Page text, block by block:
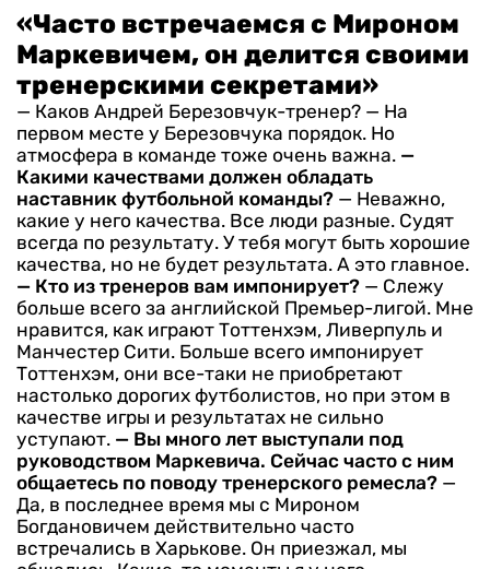
«Часто встречаемся с Мироном
Маркевичем, он делится своими
тренерскими секретами»
— Каков Андрей Березовчук-тренер? — На
первом месте у Березовчука порядок. Но
атмосфера в команде тоже очень важна. —
Какими качествами должен обладать
наставник футбольной команды? — Неважно,
какие у него качества. Все люди разные. Судят
всегда по результату. У тебя могут быть хорошие
качества, но не будет результата. А это главное.
— Кто из тренеров вам импонирует? — Слежу
больше всего за английской Премьер-лигой. Мне
нравится, как играют Тоттенхэм, Ливерпуль и
Манчестер Сити. Больше всего импонирует
Тоттенхэм, они все-таки не приобретают
настолько дорогих футболистов, но при этом в
качестве игры и результатах не сильно
уступают. — Вы много лет выступали под
руководством Маркевича. Сейчас часто с ним
общаетесь по поводу тренерского ремесла? —
Да, в последнее время мы с Мироном
Богдановичем действительно часто
встречались в Харькове. Он приезжал, мы